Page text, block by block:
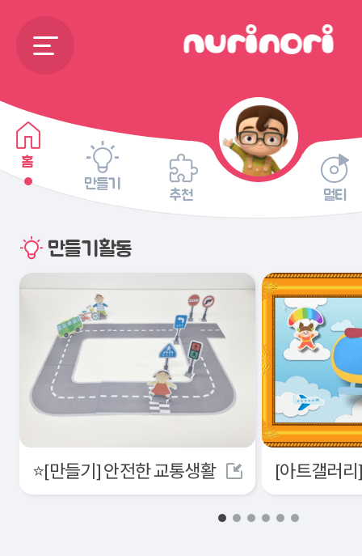
홈
만들기
추천 멀티
만들기활동
⭐[만들기] 안전한 교통생활